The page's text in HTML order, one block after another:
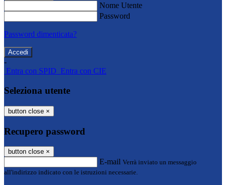
Nome Utente
Password
Password dimenticata?
-
Entra con SPID Entra con CIE
Seleziona utente
button close ×
Recupero password
button close ×
E-mail Verrà inviato un messaggio
all'indirizzo indicato con le istruzioni necessarie.